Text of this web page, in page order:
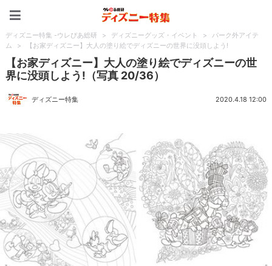
ディズニー特集 -ウレぴあ総研 > ディズニーグッズ・イベント >
パーク外アイテ
ム
> 【お家ディズニー】大人の塗り絵でディズニーの世界に没頭しよう!
【お家ディズニー】大人の塗り絵でディズニーの世
界に没頭しよう!（写真 20/36）
ディズニー特集 2020.4.18 12:00